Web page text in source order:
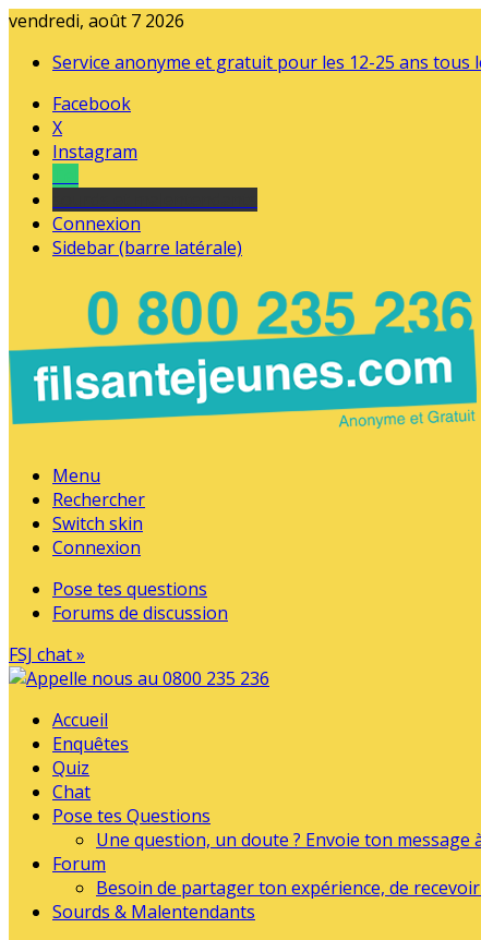
vendredi, août 7 2026
Service anonyme et gratuit pour les 12-25 ans tous
Facebook
X
Instagram
Connexion
Sidebar (barre latérale)
Menu
Rechercher
Switch skin
Connexion
Pose tes questions
Forums de discussion
FSJ chat »
Accueil
Enquêtes
Quiz
Chat
Pose tes Questions
Une question, un doute ? Envoie ton message
Forum
Besoin de partager ton expérience, de
Sourds & Malentendants